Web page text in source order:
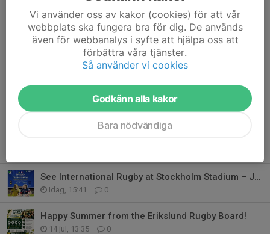
Dela nyhet
See International Rugby at Stockholm Stadium – Join Erikslund!
Idag, 15:41 0
Happy Summer from the Erikslund Rugby Board!
14 jul, 13:35 0
Vi använder oss av kakor (cookies) för att vår
webbplats ska fungera bra för dig. De används
även för webbanalys i syfte att hjälpa oss att
förbättra våra tjänster.
Så använder vi cookies
Godkänn alla kakor
Bara nödvändiga